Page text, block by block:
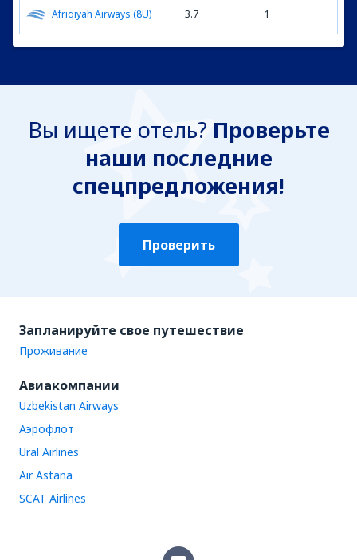
Afriqiyah Airways (8U) 3.7 1
Вы ищете отель? Проверьте
наши последние
спецпредложения!
Проверить
Запланируйте свое путешествие
Проживание
Авиакомпании
Uzbekistan Airways
Аэрофлот
Ural Airlines
Air Astana
SCAT Airlines